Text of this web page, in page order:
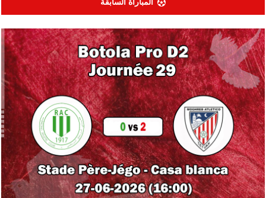
المباراة السابقة